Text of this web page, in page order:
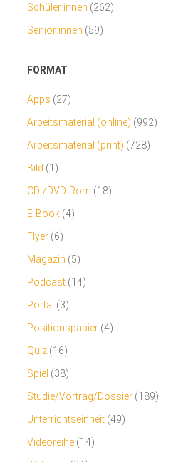
Schüler:innen (262)
Senior:innen (59)
FORMAT
Apps (27)
Arbeitsmaterial (online) (992)
Arbeitsmaterial (print) (728)
Bild (1)
CD-/DVD-Rom (18)
E-Book (4)
Flyer (6)
Magazin (5)
Podcast (14)
Portal (3)
Positionspapier (4)
Quiz (16)
Spiel (38)
Studie/Vortrag/Dossier (189)
Unterrichtseinheit (49)
Videoreihe (14)